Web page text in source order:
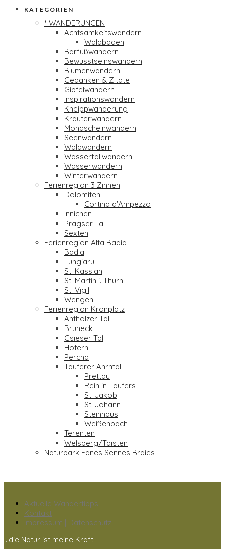
KATEGORIEN
* WANDERUNGEN
Achtsamkeitswandern
Waldbaden
Barfußwandern
Bewusstseinswandern
Blumenwandern
Gedanken & Zitate
Gipfelwandern
Inspirationswandern
Kneippwanderung
Kräuterwandern
Mondscheinwandern
Seenwandern
Waldwandern
Wasserfallwandern
Wasserwandern
Winterwandern
Ferienregion 3 Zinnen
Dolomiten
Cortina d'Ampezzo
Innichen
Pragser Tal
Sexten
Ferienregion Alta Badia
Badia
Lungiarü
St. Kassian
St. Martin i. Thurn
St. Vigil
Wengen
Ferienregion Kronplatz
Antholzer Tal
Bruneck
Gsieser Tal
Hofern
Percha
Tauferer Ahrntal
Prettau
Rein in Taufers
St. Jakob
St. Johann
Steinhaus
Weißenbach
Terenten
Welsberg/Taisten
Naturpark Fanes Sennes Braies
Aktuelle Wandertipps
Kontakt
Impressum | Datenschutz
...die Natur ist meine Kraft.